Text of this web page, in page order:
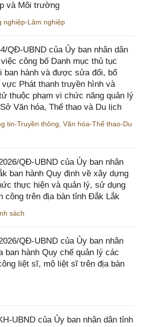
và Môi trường
nghiệp-Lâm nghiệp
QĐ-UBND của Ủy ban nhân dân
công bố Danh mục thủ tục
ban hành và được sửa đổi, bổ
Phát thanh truyền hình và
thuộc phạm vi chức năng quản lý
Văn hóa, Thể thao và Du lịch
tin-Truyền thông Văn hóa-Thể thao-Du
QĐ-UBND của Ủy ban nhân
ban hành Quy định về xây dựng
thực hiện và quản lý, sử dụng
công trên địa bàn tỉnh Đắk Lắk
sách
QĐ-UBND của Ủy ban nhân
ban hành Quy chế quản lý các
liệt sĩ, mộ liệt sĩ trên địa bàn
UBND của Ủy ban nhân dân tỉnh